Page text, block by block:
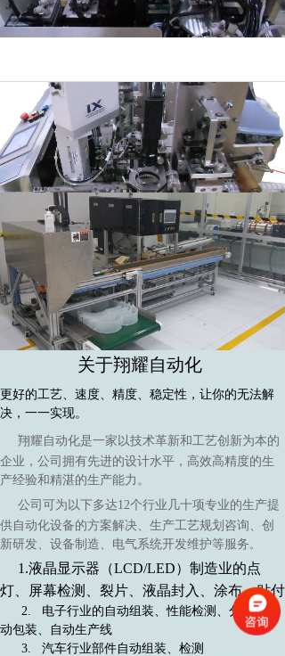
关于翔耀自动化
更好的工艺、速度、精度、稳定性，让你的无法解
决，一一实现。
翔耀自动化是一家以技术革新和工艺创新为本的
企业，公司拥有先进的设计水平，高效高精度的生
产经验和精湛的生产能力。
公司可为 以下多达12个行业几十项专业的生产提
供自动化设备的方案解决、生产工艺规划咨询、创
新研发、设备制造、电气系统开发维护等服务。
1.液晶显示器（LCD/LED）制造业的点
灯、屏幕检测、裂片、液晶封入、涂布、贴付
2. 电子行业的自动组装、性能检测、分类、自
动包装、自动生产线
3. 汽车行业部件自动组装、检测